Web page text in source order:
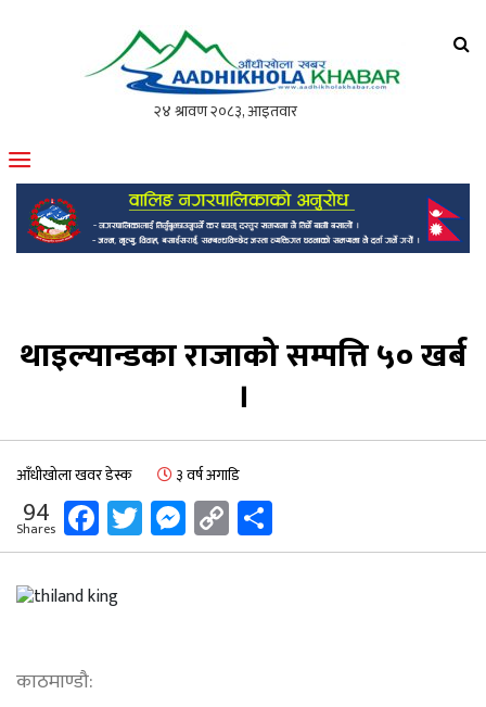
मोफसलकै लोकप्रिय अनलाइन पत्रिका
थाइल्यान्डका राजाको सम्पत्ति ५० खर्ब
।
आँधीखोला खवर डेस्क ३ वर्ष अगाडि
94
Shares Facebook
Twitter
Messenger
Copy
Link
काठमाण्डौ: